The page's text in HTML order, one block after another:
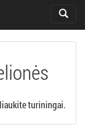
Toggle
turiningai.